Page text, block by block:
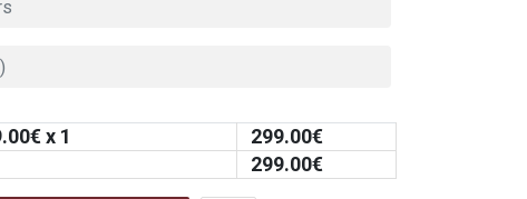
€ x 1 299.00€
299.00€